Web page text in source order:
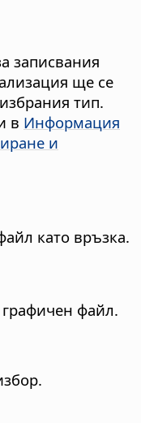
записвания
ще се
тип.
в Информация
и
като връзка.
файл.